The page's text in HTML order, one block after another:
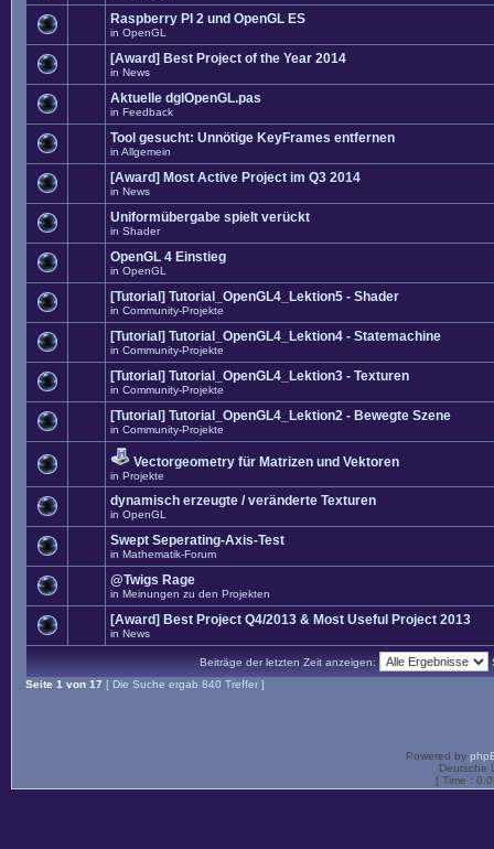
Raspberry PI 2 und OpenGL ES
in OpenGL
[Award] Best Project of the Year 2014
in News
Aktuelle dglOpenGL.pas
in Feedback
Tool gesucht: Unnötige KeyFrames entfernen
in Allgemein
[Award] Most Active Project im Q3 2014
in News
Uniformübergabe spielt verückt
in Shader
OpenGL 4 Einstieg
in OpenGL
[Tutorial] Tutorial_OpenGL4_Lektion5 - Shader
in Community-Projekte
[Tutorial] Tutorial_OpenGL4_Lektion4 - Statemachine
in Community-Projekte
[Tutorial] Tutorial_OpenGL4_Lektion3 - Texturen
in Community-Projekte
[Tutorial] Tutorial_OpenGL4_Lektion2 - Bewegte Szene
in Community-Projekte
Vectorgeometry für Matrizen und Vektoren
in Projekte
dynamisch erzeugte / veränderte Texturen
in OpenGL
Swept Seperating-Axis-Test
in Mathematik-Forum
@Twigs Rage
in Meinungen zu den Projekten
[Award] Best Project Q4/2013 & Most Useful Project 2013
in News
Beiträge der letzten Zeit anzeigen:
Seite 1 von 17 [ Die Suche ergab 840 Treffer ]
Powered by
Deutsche
[ Time :